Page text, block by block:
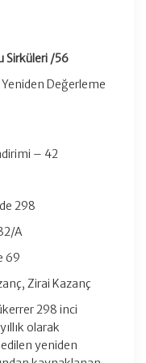
Sirküleri /56
Değerleme
– 42
298
A
69
Zirai Kazanç
298 inci
olarak
yeniden